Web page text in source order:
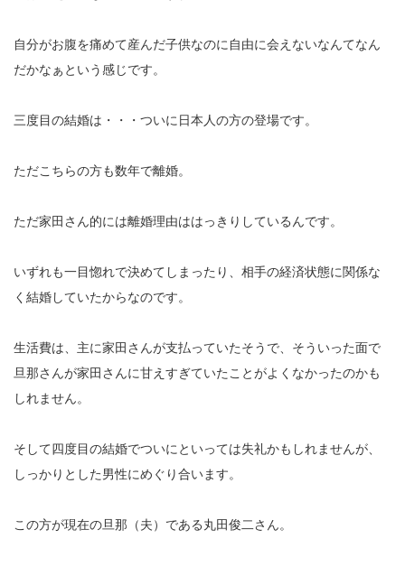
自分がお腹を痛めて産んだ子供なのに自由に会えないなんてなん
だかなぁという感じです。
三度目の結婚は・・・ついに日本人の方の登場です。
ただこちらの方も数年で離婚。
ただ家田さん的には離婚理由ははっきりしているんです。
いずれも一目惚れで決めてしまったり、相手の経済状態に関係な
く結婚していたからなのです。
生活費は、主に家田さんが支払っていたそうで、そういった面で
旦那さんが家田さんに甘えすぎていたことがよくなかったのかも
しれません。
そして四度目の結婚でついにといっては失礼かもしれませんが、
しっかりとした男性にめぐり合います。
この方が現在の旦那（夫）である丸田俊二さん。